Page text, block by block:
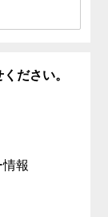
ださい。
報